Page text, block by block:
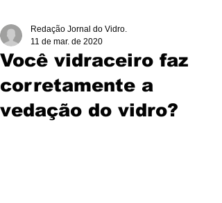
Você vidraceiro faz
corretamente a
vedação do vidro?
Redação Jornal do Vidro.
11 de mar. de 2020